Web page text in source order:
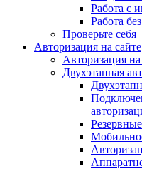
Работа с
Работа
Проверьте себя
Авторизация на сайте
Авторизация на
Двухэтапная